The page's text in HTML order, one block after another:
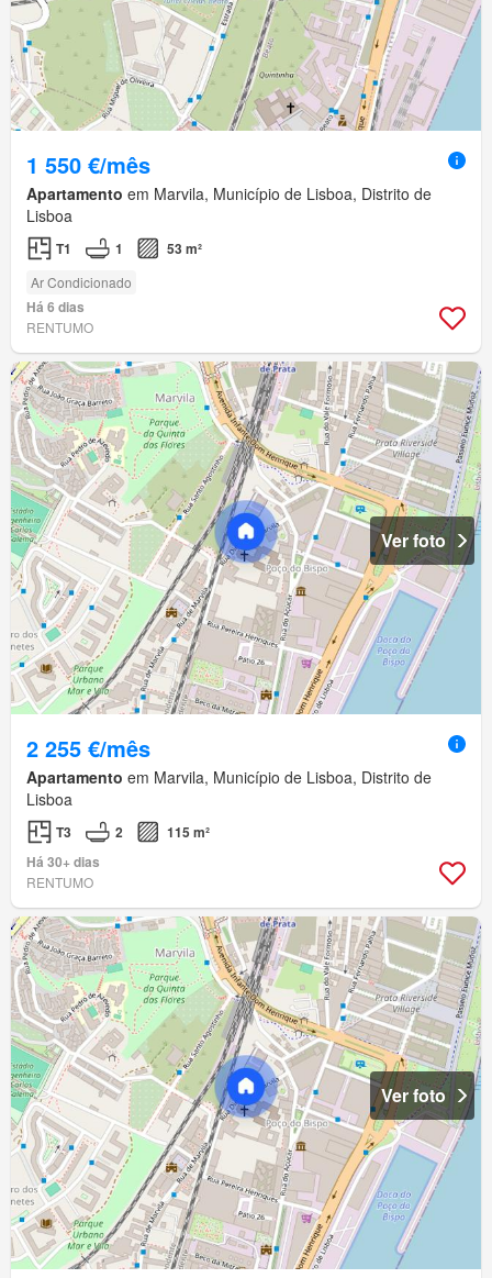
1 550 €/mês
Apartamento em Marvila, Município de Lisboa, Distrito de
Lisboa
T1 1 53 m²
Ar Condicionado
Há 6 dias
RENTUMO
Ver foto
2 255 €/mês
Apartamento em Marvila, Município de Lisboa, Distrito de
Lisboa
T3 2
115 m²
Há 30+ dias
RENTUMO
Ver foto